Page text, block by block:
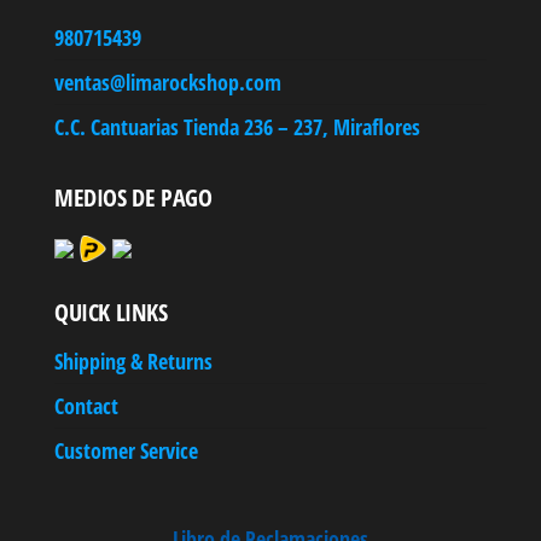
980715439
ventas@limarockshop.com
C.C. Cantuarias Tienda 236 – 237, Miraflores
MEDIOS DE PAGO
QUICK LINKS
Shipping & Returns
Contact
Customer Service